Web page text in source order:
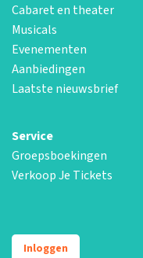
Cabaret en theater
Musicals
Evenementen
Aanbiedingen
Laatste nieuwsbrief
Service
Groepsboekingen
Verkoop Je Tickets
Inloggen